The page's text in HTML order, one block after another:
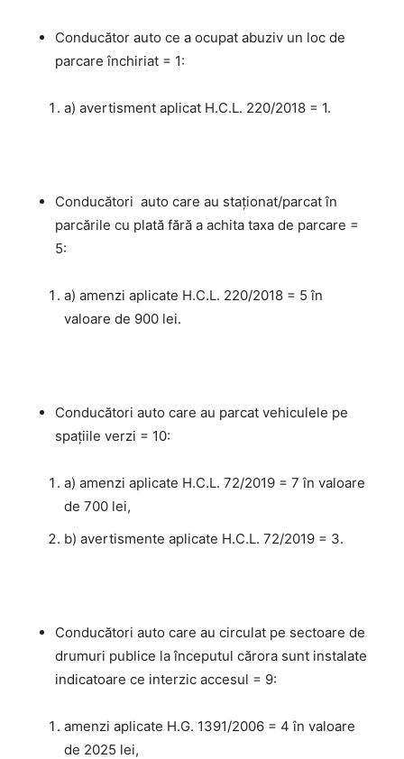
Conducător auto ce a ocupat abuziv un loc de
parcare închiriat = 1:
a) avertisment aplicat H.C.L. 220/2018 = 1.
Conducători auto care au staţionat/parcat în
parcările cu plată fără a achita taxa de parcare =
5:
a) amenzi aplicate H.C.L. 220/2018 = 5 în
valoare de 900 lei.
Conducători auto care au parcat vehiculele pe
spațiile verzi = 10:
a) amenzi aplicate H.C.L. 72/2019 = 7 în valoare
de 700 lei,
b) avertismente aplicate H.C.L. 72/2019 = 3.
Conducători auto care au circulat pe sectoare de
drumuri publice la începutul cărora sunt instalate
indicatoare ce interzic accesul = 9:
amenzi aplicate H.G. 1391/2006 = 4 în valoare
de 2025 lei,